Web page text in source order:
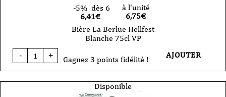
-5% dès 6
6,41€
à l'unité
6,75€
Bière La Berlue Hellfest
Blanche 75cl VP
-
quantité
de
Berlue
+ Gagnez 3 points fidélité ! AJOUTER
Disponible